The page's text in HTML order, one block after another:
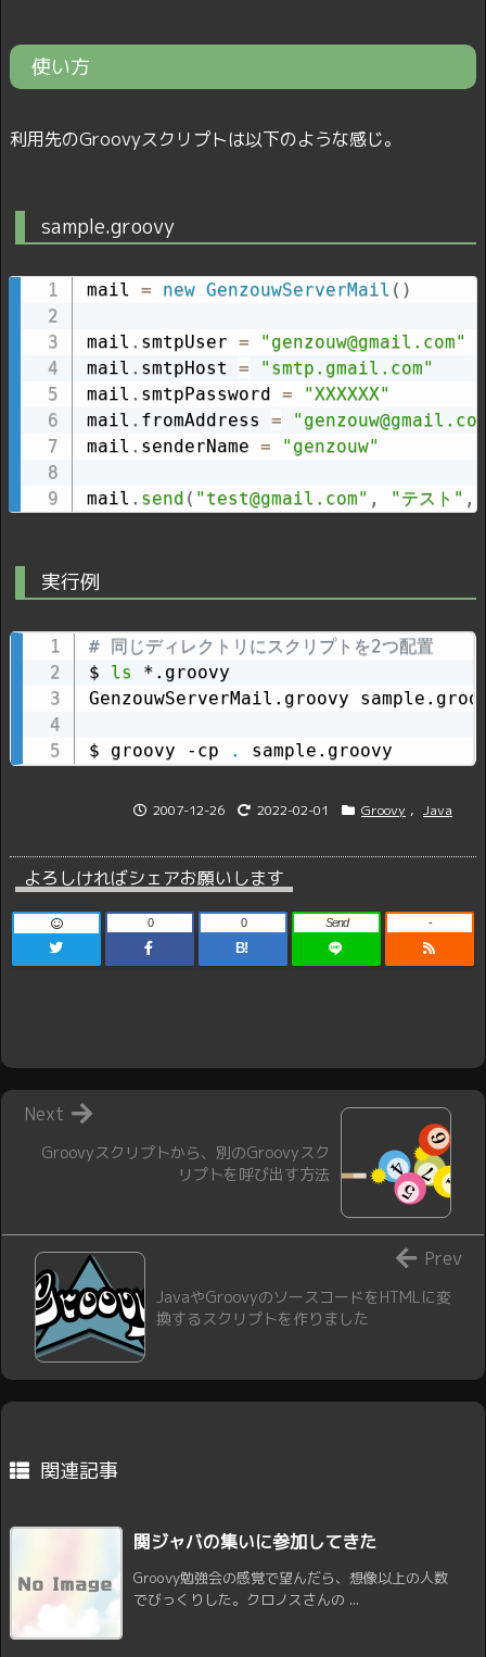
使い方
利用先のGroovyスクリプトは以下のような感じ。
sample.groovy
mail = new GenzouwServerMail ( )
mail . smtpUser =
"genzouw@gmail.com"
mail . smtpHost =
"smtp.gmail.com"
mail . smtpPassword =
"XXXXXX"
mail . fromAddress =
mail . senderName = "genzouw"
mail . send ( "test@gmail.com" , "テスト" ,
実行例
# 同じディレクトリにスクリプトを2つ配置
$ ls *.groovy
GenzouwServerMail.groovy
$ groovy -cp . sample.groovy
2007-12-26 2022-02-01 Groovy , Java
よろしければシェアお願いします
0
B!
0 Send -
Groovyスクリプトから、別のGroovyスク
リプトを呼び出す方法
Next
JavaやGroovyのソースコードをHTMLに変
換するスクリプトを作りました
Prev
関連記事
関ジャバの集いに参加してきた
Groovy勉強会の感覚で望んだら、想像以上の人数
でびっくりした。クロノスさんの ...